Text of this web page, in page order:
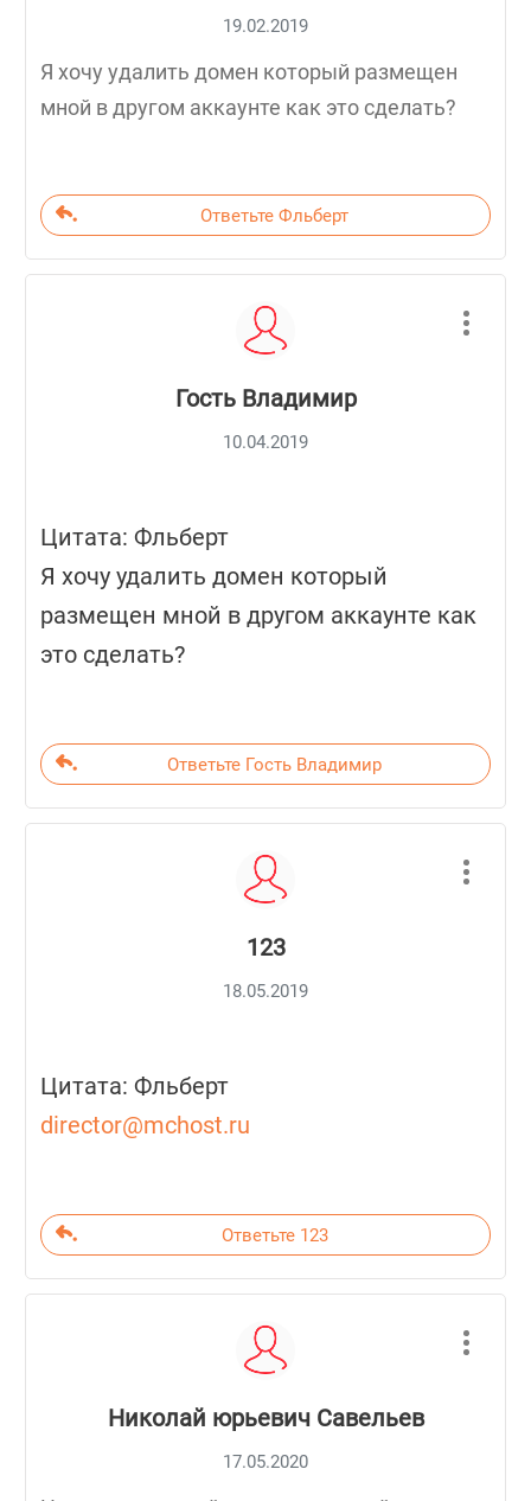
19.02.2019
Я хочу удалить домен который размещен
мной в другом аккаунте как это сделать?
Ответьте Фльберт
Гость Владимир
10.04.2019
Цитата: Фльберт
Я хочу удалить домен который
размещен мной в другом аккаунте как
это сделать?
Ответьте Гость Владимир
123
18.05.2019
Цитата: Фльберт
director@mchost.ru
Ответьте 123
Николай юрьевич Савельев
17.05.2020